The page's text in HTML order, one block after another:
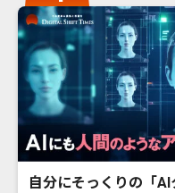
自分にそっくりの「